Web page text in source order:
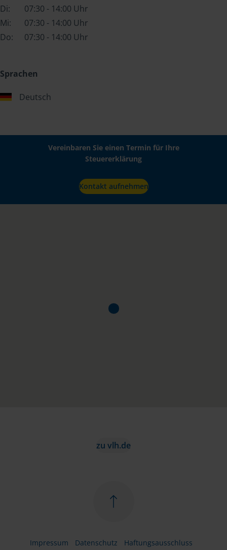
Di:
07:30 - 14:00 Uhr
Mi:
07:30 - 14:00 Uhr
Do:
07:30 - 14:00 Uhr
Sprachen
Deutsch
Vereinbaren Sie einen Termin für Ihre
Steuererklärung
Kontakt aufnehmen
zu vlh.de
Impressum Datenschutz
Haftungsausschluss